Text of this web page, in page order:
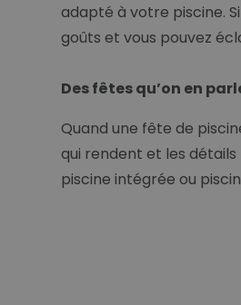
adapté à votre piscine.
goûts et vous pouvez
Des fêtes qu’on en
Quand une fête de
qui rendent et les
piscine intégrée ou